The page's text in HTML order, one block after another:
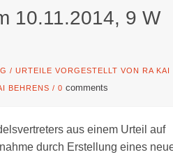
10.11.2014, 9 W
/ URTEILE VORGESTELLT VON RA KAI
BEHRENS / 0 comments
aus einem Urteil auf
durch Erstellung eines